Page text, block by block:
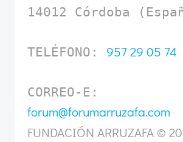
14012 Córdoba
TELÉFONO: 957 29 05 74
forum@forumarruzafa.com
FUNDACIÓN ARRUZAFA ©